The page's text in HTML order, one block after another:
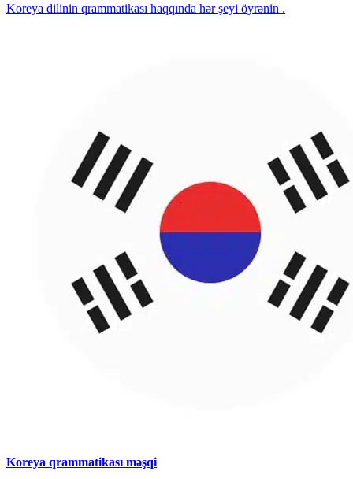
Koreya dilinin qrammatikası haqqında hər şeyi öyrənin .
Koreya qrammatikası məşqi